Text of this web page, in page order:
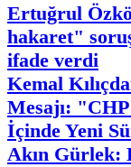
Ertuğrul
hakaret"
ifade verdi
Kemal
Mesajı:
İçinde Yeni
Akın Gürlek: